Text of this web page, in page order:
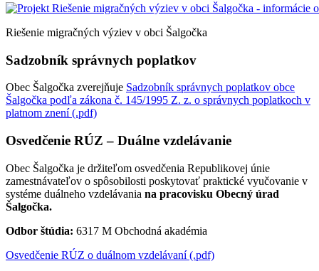
Riešenie migračných výziev v obci Šalgočka
Sadzobník správnych poplatkov
Obec Šalgočka zverejňuje Sadzobník správnych poplatkov obce
Šalgočka podľa zákona č. 145/1995 Z. z. o správnych poplatkoch v
platnom znení (.pdf)
Osvedčenie RÚZ – Duálne vzdelávanie
Obec Šalgočka je držiteľom osvedčenia Republikovej únie
zamestnávateľov o spôsobilosti poskytovať praktické vyučovanie v
systéme duálneho vzdelávania na pracovisku Obecný úrad
Šalgočka.
Odbor štúdia: 6317 M Obchodná akadémia
Osvedčenie RÚZ o duálnom vzdelávaní (.pdf)